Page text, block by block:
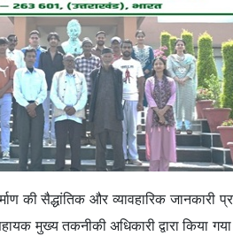
सैद्धांतिक और व्यावहारिक जानकारी
मुख्‍य तकनीकी अधिकारी द्वारा किया